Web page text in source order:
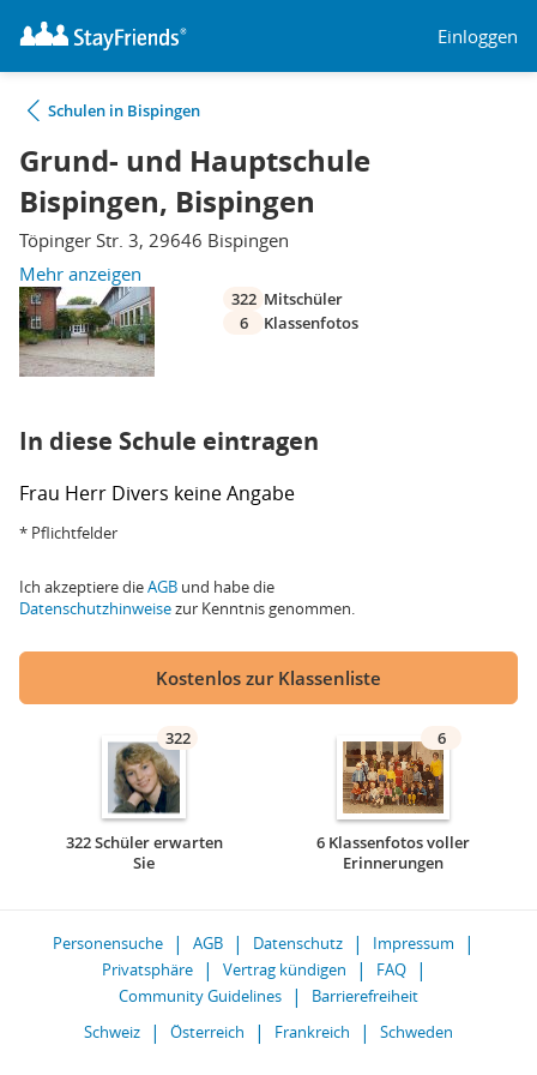
Einloggen
Schulen in Bispingen
Grund- und Hauptschule
Bispingen, Bispingen
Töpinger Str. 3, 29646 Bispingen
Mehr anzeigen
322 Mitschüler
6
Klassenfotos
In diese Schule eintragen
Frau Herr Divers keine Angabe
* Pflichtfelder
Ich akzeptiere dieAGB und habe die
Datenschutzhinweisezur Kenntnis genommen.
Kostenlos zur Klassenliste
322
322 Schüler erwarten
Sie
6
6 Klassenfotos voller
Erinnerungen
Personensuche AGB Datenschutz
Impressum
Privatsphäre
Vertrag kündigen
FAQ
Community Guidelines
Barrierefreiheit
Schweiz
Österreich Frankreich Schweden